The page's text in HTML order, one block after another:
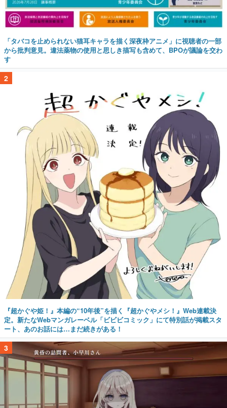
「タバコを止められない猫耳キャラを描く深夜枠アニメ」に視聴者の一部
から批判意見。違法薬物の使用と思しき描写も含めて、BPOが議論を交わ
す
2
『超かぐや姫！』本編の“10年後”を描く『超かぐやメシ！』Web連載決
定。新たなWebマンガレーベル「ビビビコミック」にて特別話が掲載スタ
ート、あのお話には…まだ続きがある！
3